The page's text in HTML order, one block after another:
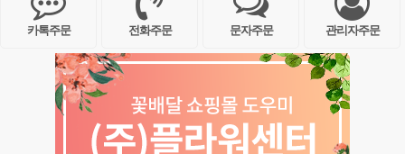
카톡주문 전화주문 문자주문 관리자주문